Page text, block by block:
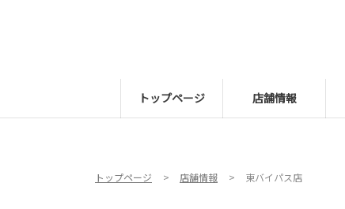
トップページ 店舗情報
トップページ 店舗情報 東バイパス店